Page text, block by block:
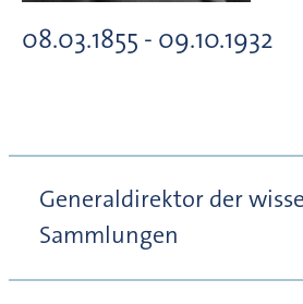
08.03.1855 - 09.10.1932
Generaldirektor der
Sammlungen